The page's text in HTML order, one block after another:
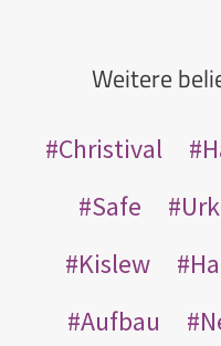
Weitere
Christival
Safe
Kislew
Aufbau